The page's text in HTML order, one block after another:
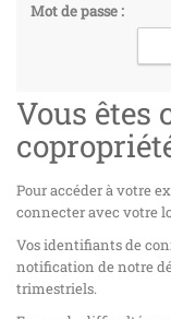
Mot de passe :
Vous êtes
Pour accéder à votre
connecter avec votre
Vos identifiants de
notification de notre
trimestriels.